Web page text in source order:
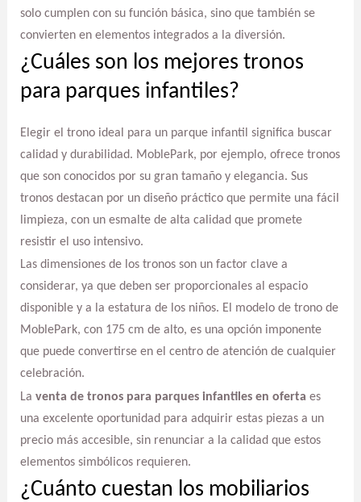
solo cumplen con su función básica, sino que también se
convierten en elementos integrados a la diversión.
¿Cuáles son los mejores tronos
para parques infantiles?
Elegir el trono ideal para un parque infantil significa buscar
calidad y durabilidad. MoblePark, por ejemplo, ofrece tronos
que son conocidos por su gran tamaño y elegancia. Sus
tronos destacan por un diseño práctico que permite una fácil
limpieza, con un esmalte de alta calidad que promete
resistir el uso intensivo.
Las dimensiones de los tronos son un factor clave a
considerar, ya que deben ser proporcionales al espacio
disponible y a la estatura de los niños. El modelo de trono de
MoblePark, con 175 cm de alto, es una opción imponente
que puede convertirse en el centro de atención de cualquier
celebración.
La venta de tronos para parques infantiles en oferta es
una excelente oportunidad para adquirir estas piezas a un
precio más accesible, sin renunciar a la calidad que estos
elementos simbólicos requieren.
¿Cuánto cuestan los mobiliarios